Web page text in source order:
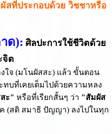
สที่ประกอบด้วย วิชชาหรือ
ด): ศิลปะการใช้ชีวิตด้วย
จิต
งใจ (มโนผัสสะ) แล้ว ขั้นตอน
บที่เคยเต็มไปด้วยความหลง
ะ" หรือที่เรียกสั้นๆ ว่า "สัมผัส
(สติ สมาธิ ปัญญา) ลงไปในทุก